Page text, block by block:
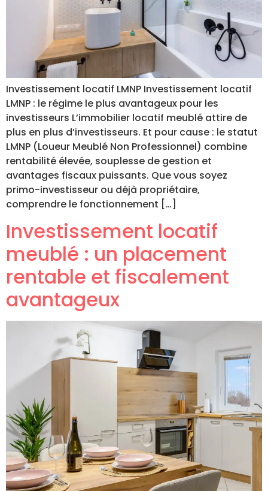
Investissement locatif LMNP Investissement locatif
LMNP : le régime le plus avantageux pour les
investisseurs L’immobilier locatif meublé attire de
plus en plus d’investisseurs. Et pour cause : le statut
LMNP (Loueur Meublé Non Professionnel) combine
rentabilité élevée, souplesse de gestion et
avantages fiscaux puissants. Que vous soyez
primo-investisseur ou déjà propriétaire,
comprendre le fonctionnement […]
Investissement locatif
meublé : un placement
rentable et fiscalement
avantageux